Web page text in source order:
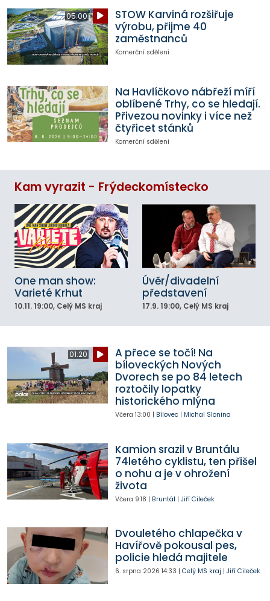
05:00
STOW Karviná rozšiřuje
výrobu, přijme 40
zaměstnanců
Komerční sdělení
Na Havlíčkovo nábřeží míří
oblíbené Trhy, co se hledají.
Přivezou novinky i více než
čtyřicet stánků
Komerční sdělení
Kam vyrazit - Frýdeckomístecko
One man show:
Varieté Krhut
10.11. 19:00, Celý MS kraj
Úvěr/divadelní
představení
17.9. 19:00, Celý MS kraj
01:20
A přece se točí! Na
bíloveckých Nových
Dvorech se po 84 letech
roztočily lopatky
historického mlýna
Včera 13:00 | Bílovec| Michal Slonina
Kamion srazil v Bruntálu
74letého cyklistu, ten přišel
o nohu a je v ohrožení
života
Včera 9:18 | Bruntál | Jiří Cileček
Dvouletého chlapečka v
Havířově pokousal pes,
policie hledá majitele
6. srpna 2026 14:33 | Celý MS kraj | Jiří Cileček